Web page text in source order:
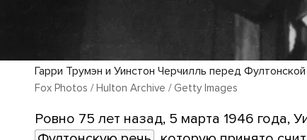
Гарри Трумэн и Уинстон Черчилль перед
Fox Photos / Hulton Archive / Getty Images
Ровно 75 лет назад, 5 марта 1946 года,